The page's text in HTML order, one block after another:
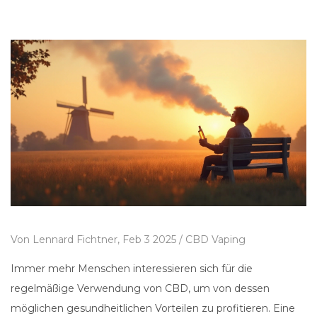
Von Lennard Fichtner, Feb 3 2025 / CBD Vaping
Immer mehr Menschen interessieren sich für die
regelmäßige Verwendung von CBD, um von dessen
möglichen gesundheitlichen Vorteilen zu profitieren. Eine